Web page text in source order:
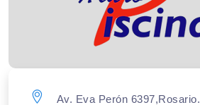
Av. Eva Perón 6397,Rosario.